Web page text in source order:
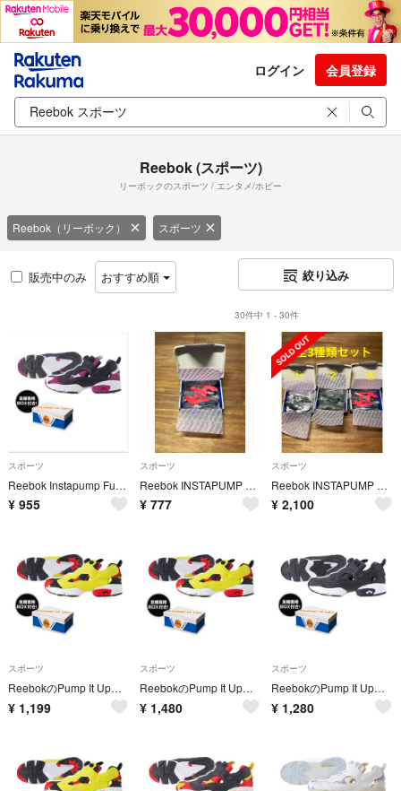
ログイン 会員登録
Reebok (スポーツ)
リーボックのスポーツ / エンタメ/ホビー
Reebok（リーボック） スポーツ
販売中のみ おすすめ順 絞り込み
30件中 1 - 30件
スポーツ
Reebok Instapump Fury ミニフィギュア専用BOX付き
¥ 955
スポーツ
Reebok INSTAPUMP FURY ミニフィギュア(Red)
¥ 777
スポーツ
Reebok INSTAPUMP FURY ミニフィギュア 3個セット
¥ 2,100
スポーツ
ReebokのPump It Upフィギュア
¥ 1,199
スポーツ
ReebokのPump It Upフィギュア
¥ 1,480
スポーツ
ReebokのPump It Upフィギュア
¥ 1,280